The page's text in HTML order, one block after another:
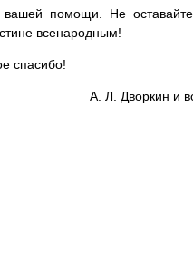
помощи. Не
всенародным!
спасибо!
А. Л. Дворкин и